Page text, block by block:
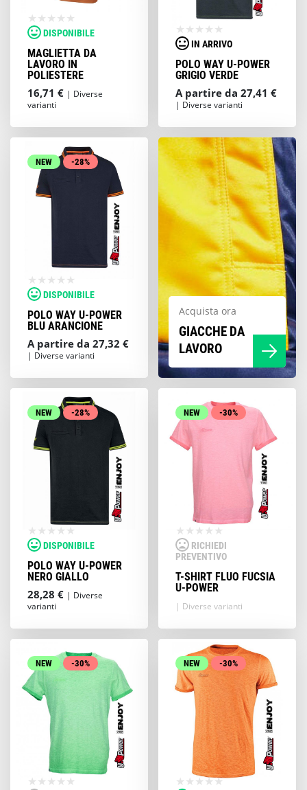
L’abbigliamento da lavoro di Proteggi
comprende t-shirt, felpe, maglioni e
pantaloni, ma anche gilet, giubbotti, giacche,
camici, tute e salopette. Garantiamo una
ampia scelta di colori, tessuti, modelli e
soprattutto stagionalità
(trovi
per rispondere al meglio ad ogni condizione
meteo). Abbiamo selezionato per te i migliori
marchi del settore.
L’acquisto dell’abbigliamento antinfortunistico
è rapido e veloce e ti permette di ricevere
l’ordine a casa o in azienda in poco tempo.
DISPONIBILE
MAGLIETTA DA
LAVORO IN
POLIESTERE
16,71 € | Diverse
varianti
IN ARRIVO
POLO WAY U-POWER
GRIGIO VERDE
A partire da 27,41 €
| Diverse varianti
NEW -28%
DISPONIBILE
POLO WAY U-POWER
BLU ARANCIONE
A partire da 27,32 €
| Diverse varianti
Acquista ora
GIACCHE DA
LAVORO
NEW -28%
DISPONIBILE
POLO WAY U-POWER
NERO GIALLO
28,28 € | Diverse
varianti
NEW -30%
RICHIEDI
PREVENTIVO
T-SHIRT FLUO FUCSIA
U-POWER
| Diverse varianti
NEW -30% NEW -30%